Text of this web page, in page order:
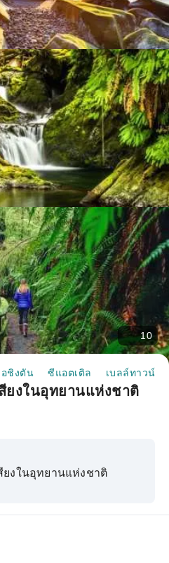
10
อชิงตัน ซีแอตเติล เบลล์ทาวน์
ยงในอุทยานแห่งชาติ
งในอุทยานแห่งชาติ